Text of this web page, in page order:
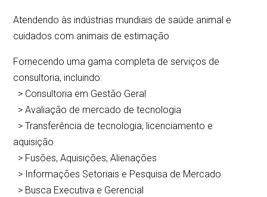
Atendendo às indústrias mundiais de saúde animal e
cuidados com animais de estimação
Fornecendo uma gama completa de serviços de
consultoria, incluindo:
> Consultoria em Gestão Geral
> Avaliação de mercado de tecnologia
> Transferência de tecnologia, licenciamento e
aquisição
> Fusões, Aquisições, Alienações
> Informações Setoriais e Pesquisa de Mercado
> Busca Executiva e Gerencial